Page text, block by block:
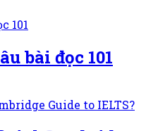
bài đọc 101